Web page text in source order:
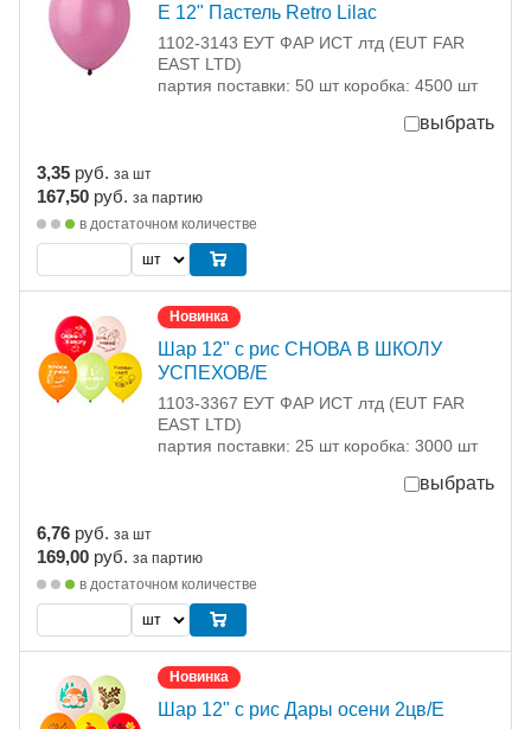
Е 12" Пастель Retro Lilac
1102-3143 ЕУТ ФАР ИСТ лтд (EUT FAR
EAST LTD)
партия поставки: 50 шт коробка: 4500 шт
выбрать
3,35 руб. за шт
167,50 руб. за партию
в достаточном количестве
Новинка
Шар 12" с рис СНОВА В ШКОЛУ
УСПЕХОВ/E
1103-3367 ЕУТ ФАР ИСТ лтд (EUT FAR
EAST LTD)
партия поставки: 25 шт коробка: 3000 шт
выбрать
6,76 руб. за шт
169,00 руб. за партию
в достаточном количестве
Новинка
Шар 12" с рис Дары осени 2цв/E